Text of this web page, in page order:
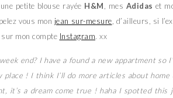
petite blouse rayée H&M , mes Adidas et
vous mon jean sur-mesure , d’ailleurs, si
mon compte Instagram. xx
end? I have a found a new appartment so
! I think I’ll do more articles about home
it’s a dream come true ! haha I spotted this